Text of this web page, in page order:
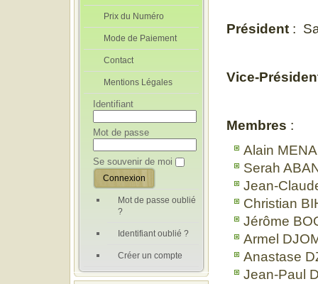
publication
adjoint
Prix du Numéro
Mode de Paiement
Contact
Mentions Légales
Identifiant
Mot de passe
Se souvenir de moi
Mot de passe oublié
?
Identifiant oublié ?
Créer un compte
Président :
Vice-
Membres :
Alain
Serah
Jean-
Christian
Jérôme
Armel
Anastase
Jean-Paul